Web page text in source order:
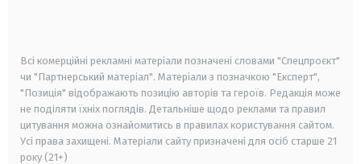
Всі комерційні рекламні матеріали позначені словами "Спецпроєкт"
чи "Партнерський матеріал". Матеріали з позначкою "Експерт",
"Позиція" відображають позицію авторів та героїв. Редакція може
не поділяти їхніх поглядів. Детальніше щодо реклами та правил
цитування можна ознайомитись в правилах користування сайтом.
Усі права захищені. Матеріали сайту призначені для осіб старше 21
року (21+)